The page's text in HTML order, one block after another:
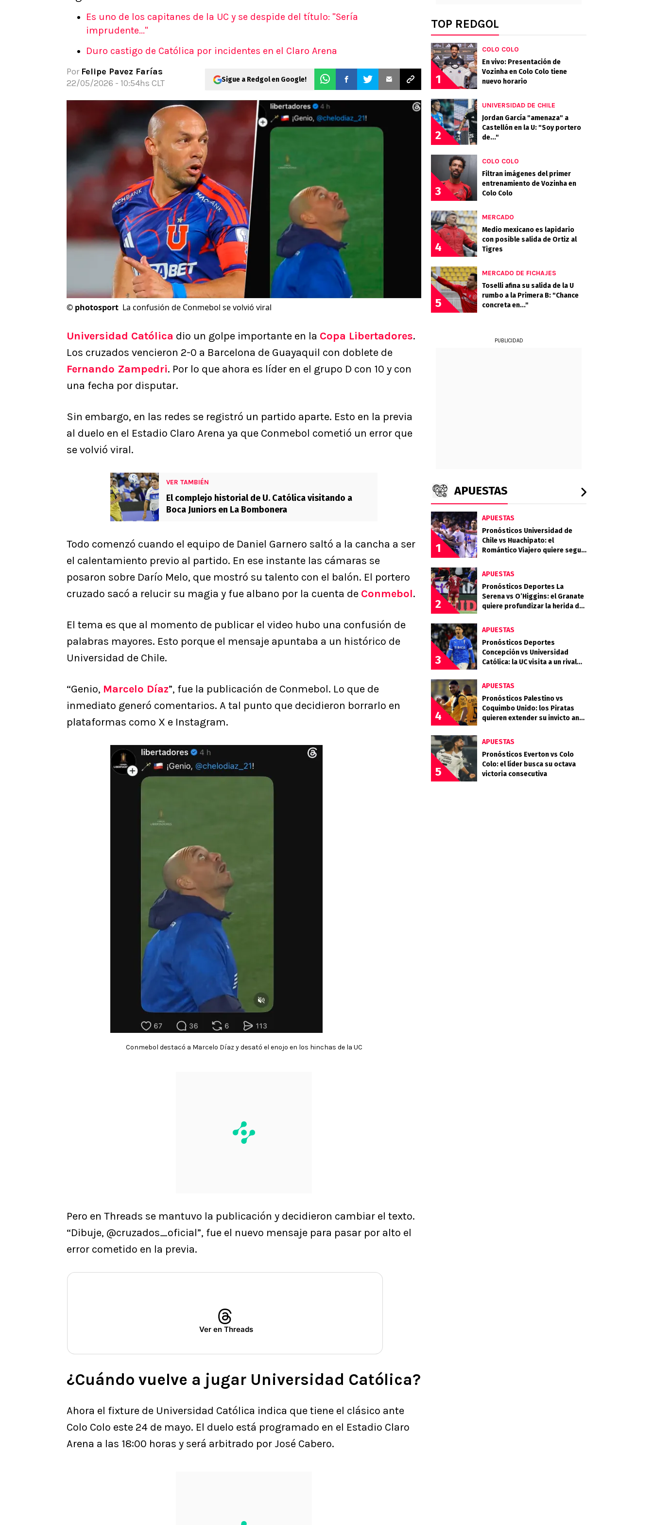
Apuesta del día
Es uno de los capitanes de la UC y se despide del título: "Sería
imprudente..."
Duro castigo de Católica por incidentes en el Claro Arena
Por Felipe Pavez Farías
22/05/2026 - 10:54hs CLT
Sigue a Redgol en Google!
© photosport La confusión de Conmebol se volvió viral
Universidad Católica dio un golpe importante en la Copa Libertadores.
Los cruzados vencieron 2-0 a Barcelona de Guayaquil con doblete de
Fernando Zampedri. Por lo que ahora es líder en el grupo D con 10 y con
una fecha por disputar.
Sin embargo, en las redes se registró un partido aparte. Esto en la previa
al duelo en el Estadio Claro Arena ya que Conmebol cometió un error que
se volvió viral.
VER TAMBIÉN
El complejo historial de U. Católica visitando a
Boca Juniors en La Bombonera
Todo comenzó cuando el equipo de Daniel Garnero saltó a la cancha a ser
el calentamiento previo al partido. En ese instante las cámaras se
posaron sobre Darío Melo, que mostró su talento con el balón. El portero
cruzado sacó a relucir su magia y fue albano por la cuenta de Conmebol.
El tema es que al momento de publicar el video hubo una confusión de
palabras mayores. Esto porque el mensaje apuntaba a un histórico de
Universidad de Chile.
“Genio, Marcelo Díaz”, fue la publicación de Conmebol. Lo que de
inmediato generó comentarios. A tal punto que decidieron borrarlo en
plataformas como X e Instagram.
Conmebol destacó a Marcelo Díaz y desató el enojo en los hinchas de la UC
Pero en Threads se mantuvo la publicación y decidieron cambiar el texto.
“Dibuje, @cruzados_oficial”, fue el nuevo mensaje para pasar por alto el
error cometido en la previa.
Ver en Threads
¿Cuándo vuelve a jugar Universidad Católica?
Ahora el fixture de Universidad Católica indica que tiene el clásico ante
Colo Colo este 24 de mayo. El duelo está programado en el Estadio Claro
Arena a las 18:00 horas y será arbitrado por José Cabero.
TOP REDGOL
1
COLO COLO
En vivo: Presentación de
Vozinha en Colo Colo tiene
nuevo horario
2
UNIVERSIDAD DE CHILE
Jordan García "amenaza" a
Castellón en la U: "Soy portero
de..."
3
COLO COLO
Filtran imágenes del primer
entrenamiento de Vozinha en
Colo Colo
4
MERCADO
Medio mexicano es lapidario
con posible salida de Ortiz al
Tigres
5
MERCADO DE FICHAJES
Toselli afina su salida de la U
rumbo a la Primera B: "Chance
concreta en..."
PUBLICIDAD
APUESTAS
1
APUESTAS
Pronósticos Universidad de
Chile vs Huachipato: el
Romántico Viajero quiere seguir
2
APUESTAS
Pronósticos Deportes La
Serena vs O’Higgins: el Granate
quiere profundizar la herida del
3
APUESTAS
Pronósticos Deportes
Concepción vs Universidad
Católica: la UC visita a un rival
4
APUESTAS
Pronósticos Palestino vs
Coquimbo Unido: los Piratas
quieren extender su invicto ante
5
APUESTAS
Pronósticos Everton vs Colo
Colo: el líder busca su octava
victoria consecutiva